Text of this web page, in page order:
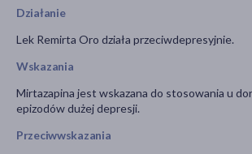
Działanie
Lek Remirta Oro działa przeciwdepresyjnie.
Wskazania
Mirtazapina jest wskazana do stosowania u
epizodów dużej depresji.
Przeciwwskazania